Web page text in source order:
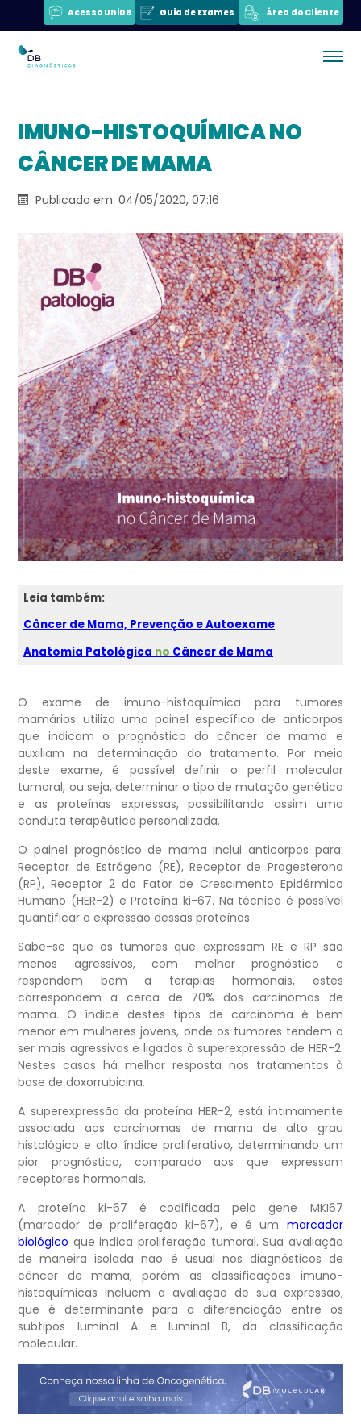
Acesso UniDB Guia de Exames Área do Cliente
IMUNO-HISTOQUÍMICA NO
CÂNCER DE MAMA
Publicado em: 04/05/2020, 07:16
Leia também:
Câncer de Mama, Prevenção e Autoexame
Anatomia Patológica no Câncer de Mama
O exame de imuno-histoquímica para tumores
mamários utiliza uma painel específico de anticorpos
que indicam o prognóstico do câncer de mama e
auxiliam na determinação do tratamento. Por meio
deste exame, é possível definir o perfil molecular
tumoral, ou seja, determinar o tipo de mutação genética
e as proteínas expressas, possibilitando assim uma
conduta terapêutica personalizada.
O painel prognóstico de mama inclui anticorpos para:
Receptor de Estrógeno (RE), Receptor de Progesterona
(RP), Receptor 2 do Fator de Crescimento Epidérmico
Humano (HER-2) e Proteína ki-67. Na técnica é possível
quantificar a expressão dessas proteínas.
Sabe-se que os tumores que expressam RE e RP são
menos agressivos, com melhor prognóstico e
respondem bem a terapias hormonais, estes
correspondem a cerca de 70% dos carcinomas de
mama. O índice destes tipos de carcinoma é bem
menor em mulheres jovens, onde os tumores tendem a
ser mais agressivos e ligados à superexpressão de HER-2.
Nestes casos há melhor resposta nos tratamentos à
base de doxorrubicina.
A superexpressão da proteína HER-2, está intimamente
associada aos carcinomas de mama de alto grau
histológico e alto índice proliferativo, determinando um
pior prognóstico, comparado aos que expressam
receptores hormonais.
A proteína ki-67 é codificada pelo gene MKI67
(marcador de proliferação ki-67), e é um marcador
biológico que indica proliferação tumoral. Sua avaliação
de maneira isolada não é usual nos diagnósticos de
câncer de mama, porém as classificações imuno-
histoquímicas incluem a avaliação de sua expressão,
que é determinante para a diferenciação entre os
subtipos luminal A e luminal B, da classificação
molecular.